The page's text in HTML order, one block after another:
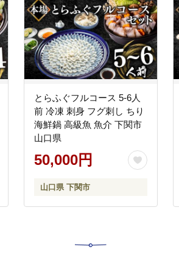
とらふぐフルコース 5-6人
前 冷凍 刺身 フグ刺し ちり
海鮮鍋 高級魚 魚介 下関市
山口県
50,000円
山口県 下関市